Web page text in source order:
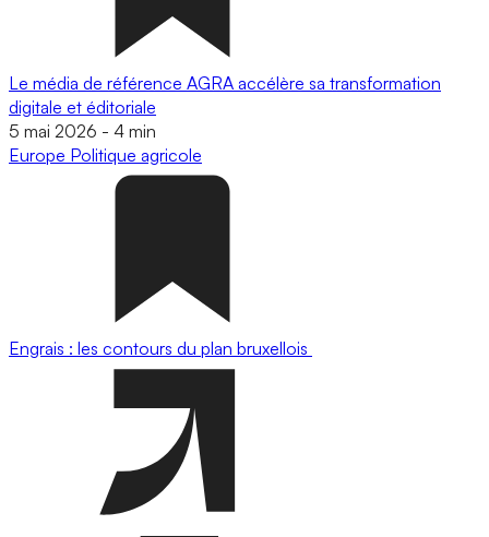
Le média de référence AGRA accélère sa transformation
digitale et éditoriale
5 mai 2026 - 4 min
Europe Politique agricole
Engrais : les contours du plan bruxellois